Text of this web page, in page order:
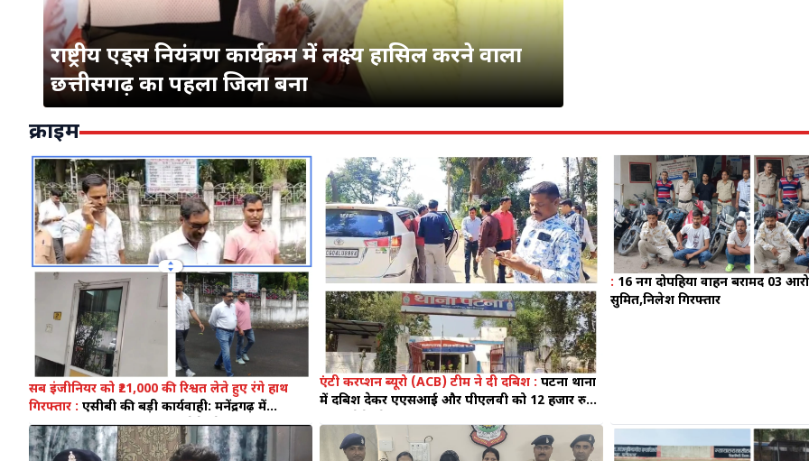
राष्ट्रीय एड्स नियंत्रण कार्यक्रम में लक्ष्य हासिल करने वाला
छत्तीसगढ़ का पहला जिला बना
क्राइम
सब इंजीनियर को ₹21,000 की रिश्वत लेते हुए रंगे हाथ
गिरफ्तार : एसीबी की बड़ी कार्यवाही: मनेंद्रगढ़ में
पीडब्ल्यूडी सब इंजीनियर रिश्वत लेते रंगे हाथ गिरफ्तार
एंटी करप्शन ब्यूरो (ACB) टीम ने दी दबिश : पटना थाना
में दबिश देकर एएसआई और पीएलवी को 12 हजार रुपये
: 16 नग दोपहिया वाहन बरामद 03
सुमित,निलेश गिरफ्तार